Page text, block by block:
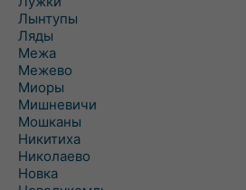
Лынтупы
Ляды
Межа
Межево
Миоры
Мишневичи
Мошканы
Никитиха
Николаево
Новка